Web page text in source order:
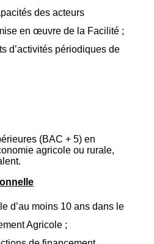
des acteurs
en œuvre de la Facilité ;
d’activités périodiques de
(BAC + 5) en
agricole ou rurale,
d’au moins 10 ans dans le
Agricole ;